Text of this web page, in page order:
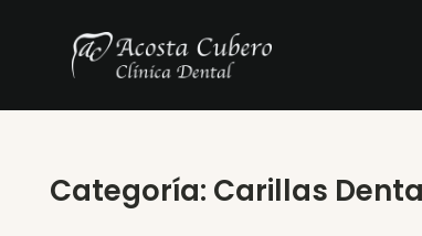
Categoría: Carillas